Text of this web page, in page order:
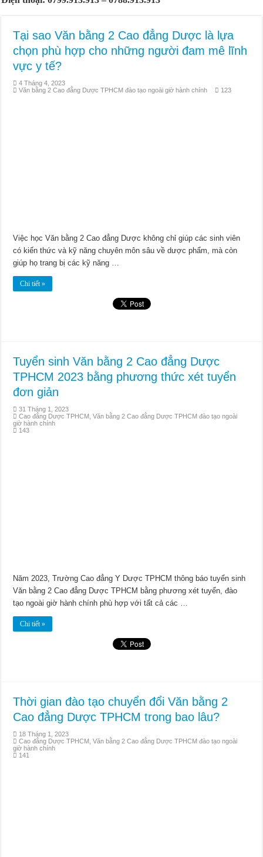
Tại sao Văn bằng 2 Cao đẳng Dược là lựa
chọn phù hợp cho những người đam mê lĩnh
vực y tế?
4 Tháng 4, 2023
Văn bằng 2 Cao đẳng Dược TPHCM đào tạo ngoài giờ hành chính
123
Việc học Văn bằng 2 Cao đẳng Dược không chỉ giúp các sinh viên
có kiến thức và kỹ năng chuyên môn sâu về dược phẩm, mà còn
giúp họ trang bị các kỹ năng …
Chi tiết »
Tuyển sinh Văn bằng 2 Cao đẳng Dược
TPHCM 2023 bằng phương thức xét tuyển
đơn giản
31 Tháng 1, 2023
Cao đẳng Dược TPHCM ,Văn bằng 2 Cao đẳng Dược TPHCM đào tạo ngoài
giờ hành chính
143
Năm 2023, Trường Cao đẳng Y Dược TPHCM thông báo tuyển sinh
Văn bằng 2 Cao đẳng Dược TPHCM bằng phương xét tuyển, đào
tạo ngoài giờ hành chính phù hợp với tất cả các …
Chi tiết »
Thời gian đào tạo chuyển đổi Văn bằng 2
Cao đẳng Dược TPHCM trong bao lâu?
18 Tháng 1, 2023
Cao đẳng Dược TPHCM ,Văn bằng 2 Cao đẳng Dược TPHCM đào tạo ngoài
giờ hành chính
141